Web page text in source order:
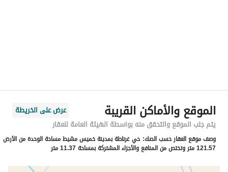
رقم المبنى
0000
الرقم الاضافي
0000
الموقع والأماكن القريبة
عرض على الخريطة
يتم جلب الموقع والتحقق منه بواسطة الهيئة العامة للعقار
وصف موقع العقار حسب الصك: حي غرناطة بمدينة خميس مشيط مساحة الوحدة من الأرض
121.57 متر وتختص من المنافع والأجزاء المشتركة بمساحة 11.37 متر